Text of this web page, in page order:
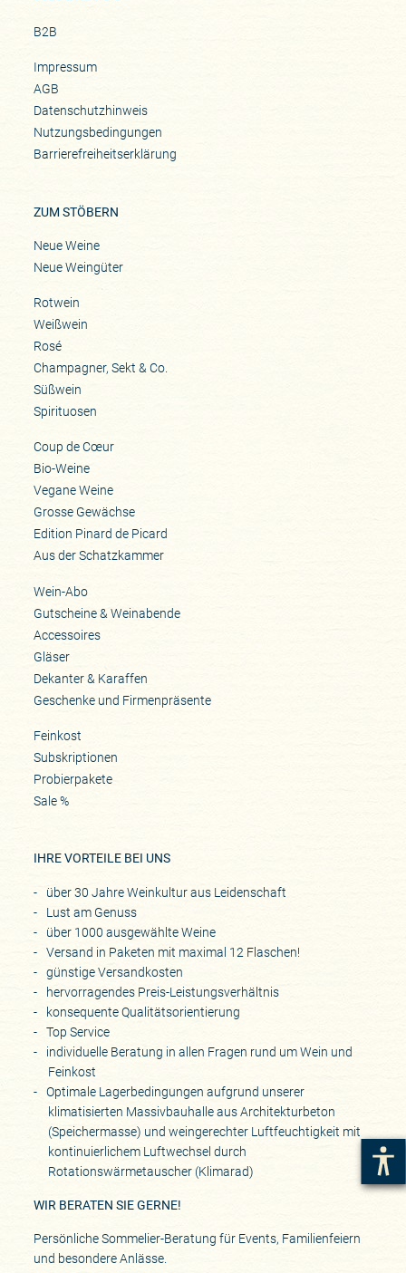
B2B
Impressum
AGB
Datenschutzhinweis
Nutzungsbedingungen
Barrierefreiheitserklärung
ZUM STÖBERN
Neue Weine
Neue Weingüter
Rotwein
Weißwein
Rosé
Champagner, Sekt & Co.
Süßwein
Spirituosen
Coup de Cœur
Bio-Weine
Vegane Weine
Grosse Gewächse
Edition Pinard de Picard
Aus der Schatzkammer
Wein-Abo
Gutscheine & Weinabende
Accessoires
Gläser
Dekanter & Karaffen
Geschenke und Firmenpräsente
Feinkost
Subskriptionen
Probierpakete
Sale %
IHRE VORTEILE BEI UNS
über 30 Jahre Weinkultur aus Leidenschaft
Lust am Genuss
über 1000 ausgewählte Weine
Versand in Paketen mit maximal 12 Flaschen!
günstige Versandkosten
hervorragendes Preis-Leistungsverhältnis
konsequente Qualitätsorientierung
Top Service
individuelle Beratung in allen Fragen rund um Wein und
Feinkost
Optimale Lagerbedingungen aufgrund unserer
klimatisierten Massivbauhalle aus Architekturbeton
(Speichermasse) und weingerechter Luftfeuchtigkeit mit
kontinuierlichem Luftwechsel durch
Rotationswärmetauscher (Klimarad)
WIR BERATEN SIE GERNE!
Persönliche Sommelier-Beratung für Events, Familienfeiern
und besondere Anlässe.